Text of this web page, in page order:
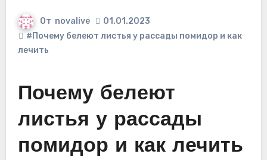
От novalive
01.01.2023
#Почему белеют листья у рассады помидор и как
лечить
Почему белеют
листья у рассады
помидор и как лечить